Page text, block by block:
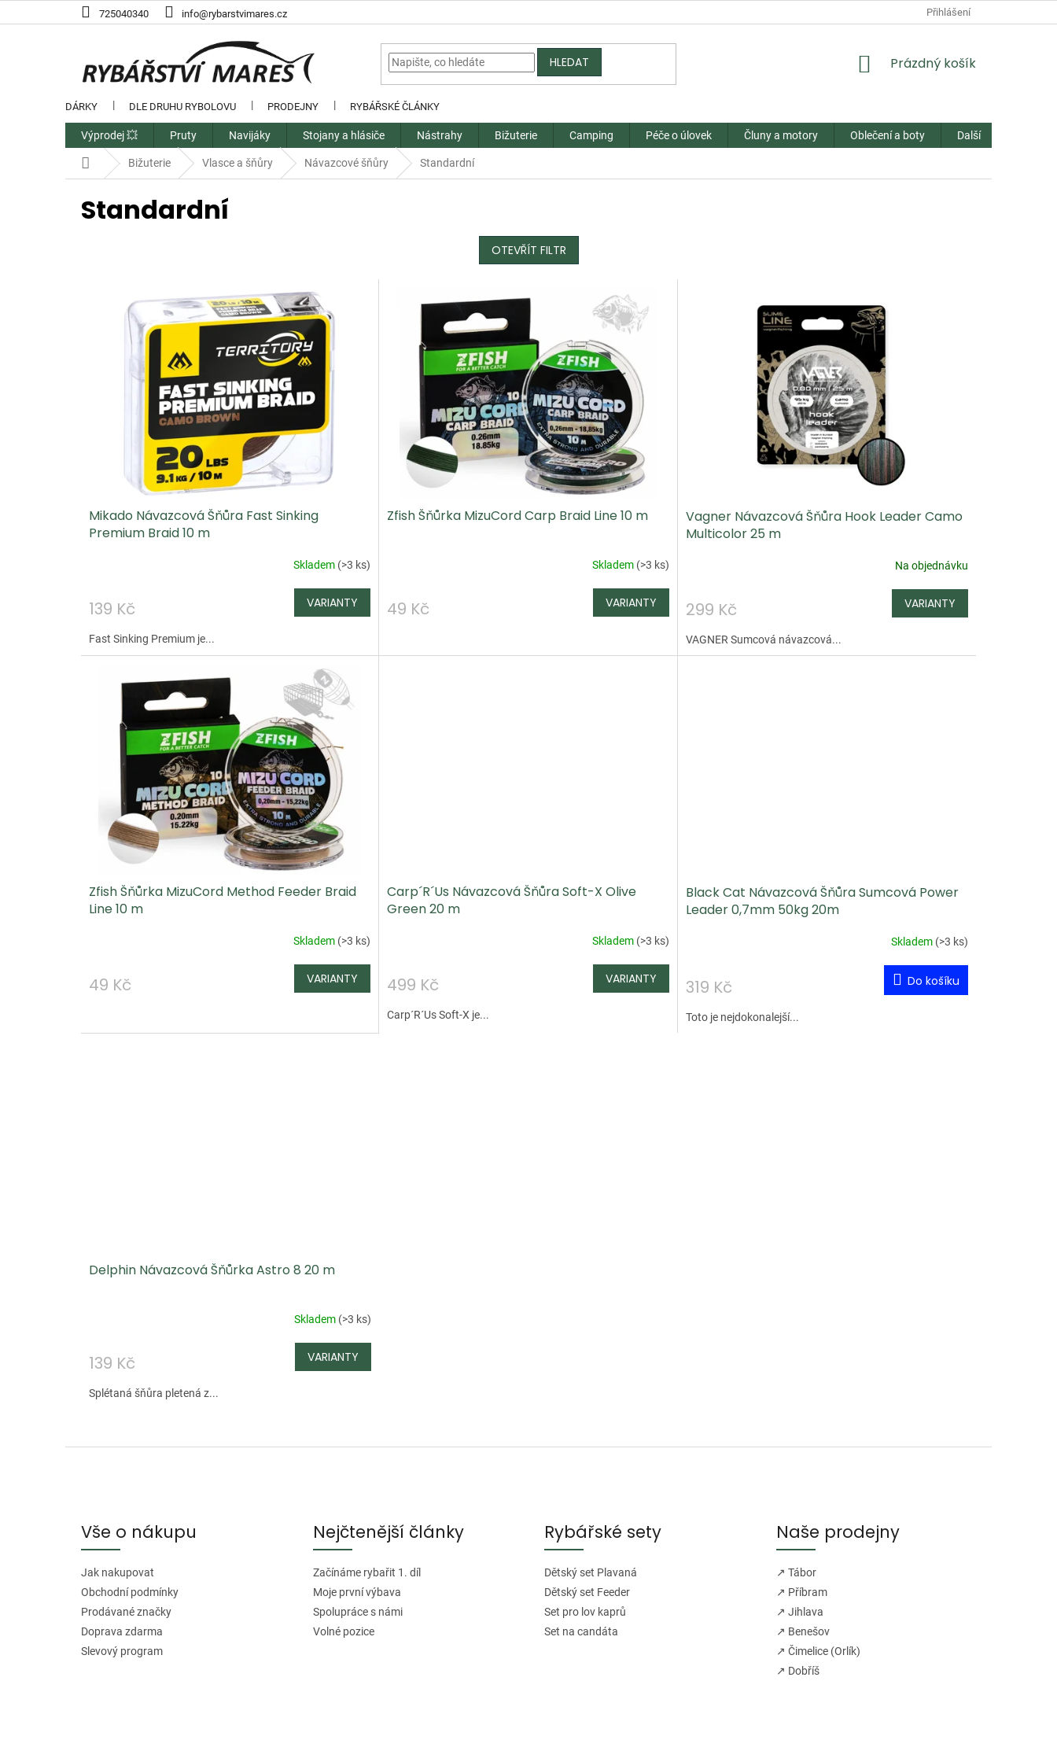
na
725040340 info@rybarstvimares.cz
DÁRKY DLE DRUHU RYBOLOVU PRODEJNY RYBÁŘSKÉ ČLÁNKY
Přihlášení
HLEDAT
NÁKUPNÍ
Prázdný košík
Výprodej 💥 Pruty Navijáky Stojany a hlásiče Nástrahy Bižuterie Camping Péče o úlovek Čluny a motory Oblečení a boty Další
Domů Bižuterie Vlasce a šňůry Návazcové šňůry Standardní
Standardní
OTEVŘÍT FILTR
kMikado Návazcová Šňůra Fast Sinking
Premium Braid 10 m
Skladem (>3 ks)
139 Kč
Fast Sinking Premium je...
Zfish Šňůrka MizuCord Carp Braid Line 10 m
Skladem (>3 ks)
49 Kč
Vagner Návazcová Šňůra Hook Leader Camo
Multicolor 25 m
Na objednávku
299 Kč
VAGNER Sumcová návazcová...
Zfish Šňůrka MizuCord Method Feeder Braid
Line 10 m
Skladem (>3 ks)
49 Kč
Carp´R´Us Návazcová Šňůra Soft-X Olive
Green 20 m
Skladem (>3 ks)
499 Kč
Carp´R´Us Soft-X je...
Black Cat Návazcová Šňůra Sumcová Power
Leader 0,7mm 50kg 20m
Skladem (>3 ks)
319 Kč Do košíku
Toto je nejdokonalejší...
Delphin Návazcová Šňůrka Astro 8 20 m
Skladem (>3 ks)
139 Kč
Splétaná šňůra pletená z...
v
Vše o nákupu
Jak nakupovat
Obchodní podmínky
Prodávané značky
Doprava zdarma
Slevový program
Nejčtenější články
Začínáme rybařit 1. díl
Moje první výbava
Spolupráce s námi
Volné pozice
Rybářské sety
Dětský set Plavaná
Dětský set Feeder
Set pro lov kaprů
Set na candáta
Naše prodejny
↗ Tábor
↗ Příbram
↗ Jihlava
↗ Benešov
↗ Čimelice (Orlík)
↗ Dobříš